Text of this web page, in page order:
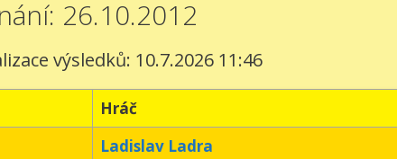
26.10.2012
výsledků: 10.7.2026 11:46
Hráč
Ladislav Ladra